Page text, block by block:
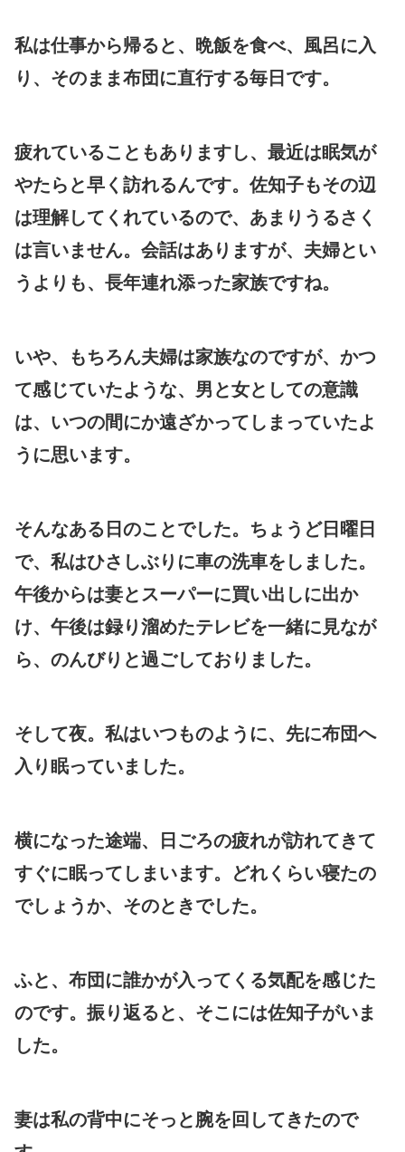
私は仕事から帰ると、晩飯を食べ、風呂に入
り、そのまま布団に直行する毎日です。
疲れていることもありますし、最近は眠気が
やたらと早く訪れるんです。佐知子もその辺
は理解してくれているので、あまりうるさく
は言いません。会話はありますが、夫婦とい
うよりも、長年連れ添った家族ですね。
いや、もちろん夫婦は家族なのですが、かつ
て感じていたような、男と女としての意識
は、いつの間にか遠ざかってしまっていたよ
うに思います。
そんなある日のことでした。ちょうど日曜日
で、私はひさしぶりに車の洗車をしました。
午後からは妻とスーパーに買い出しに出か
け、午後は録り溜めたテレビを一緒に見なが
ら、のんびりと過ごしておりました。
そして夜。私はいつものように、先に布団へ
入り眠っていました。
横になった途端、日ごろの疲れが訪れてきて
すぐに眠ってしまいます。どれくらい寝たの
でしょうか、そのときでした。
ふと、布団に誰かが入ってくる気配を感じた
のです。振り返ると、そこには佐知子がいま
した。
妻は私の背中にそっと腕を回してきたので